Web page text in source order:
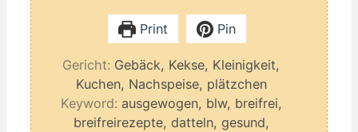
Print Pin
Gericht: Gebäck, Kekse, Kleinigkeit,
Kuchen, Nachspeise, plätzchen
Keyword: ausgewogen, blw, breifrei,
breifreirezepte, datteln, gesund,